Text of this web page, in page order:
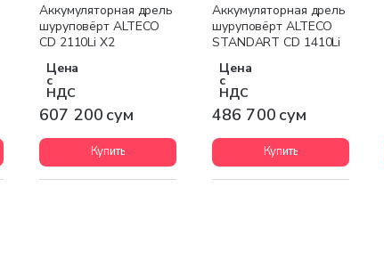
Аккумуляторная дрель
шуруповёрт ALTECO
CD 2110Li X2
Цена
с
НДС
607 200 сум
Купить
Аккумуляторная дрель
шуруповёрт ALTECO
STANDART CD 1410Li
Цена
с
НДС
486 700 сум
Купить